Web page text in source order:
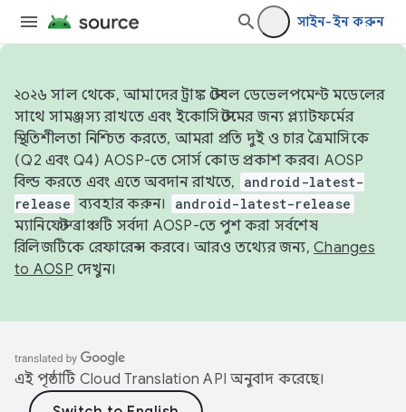
সাইন-ইন করুন
২০২৬ সাল থেকে, আমাদের ট্রাঙ্ক স্টেবল ডেভেলপমেন্ট মডেলের
সাথে সামঞ্জস্য রাখতে এবং ইকোসিস্টেমের জন্য প্ল্যাটফর্মের
স্থিতিশীলতা নিশ্চিত করতে, আমরা প্রতি দুই ও চার ত্রৈমাসিকে
(Q2 এবং Q4) AOSP-তে সোর্স কোড প্রকাশ করব। AOSP
বিল্ড করতে এবং এতে অবদান রাখতে,
android-latest-
release ব্যবহার করুন। android-latest-release
ম্যানিফেস্ট ব্রাঞ্চটি সর্বদা AOSP-তে পুশ করা সর্বশেষ
রিলিজটিকে রেফারেন্স করবে। আরও তথ্যের জন্য, Changes
to AOSP দেখুন।
এই পৃষ্ঠাটি Cloud Translation API অনুবাদ করেছে।